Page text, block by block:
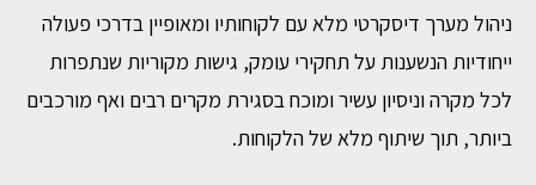
ניהול מערך דיסקרטי מלא עם לקוחותיו ומאופיין בדרכי פעולה
ייחודיות הנשענות על תחקירי עומק, גישות מקוריות שנתפרות
לכל מקרה וניסיון עשיר ומוכח בסגירת מקרים רבים ואף מורכבים
ביותר, תוך שיתוף מלא של הלקוחות.